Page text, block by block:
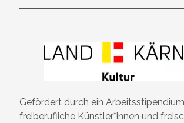
Gefördert durch ein
freiberufliche Künstler*innen und